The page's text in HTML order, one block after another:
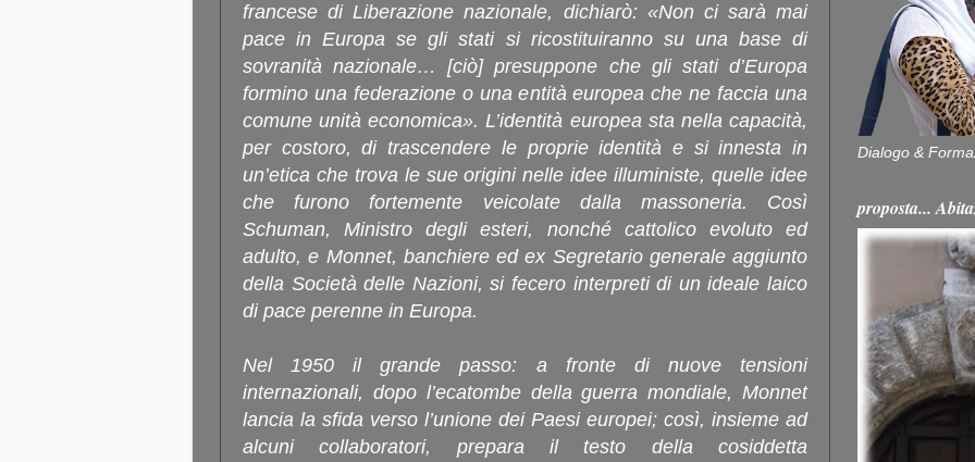
francese di Liberazione nazionale, dichiarò: «Non ci sarà mai
pace in Europa se gli stati si ricostituiranno su una base di
sovranità nazionale… [ciò] presuppone che gli stati d’Europa
formino una federazione o una entità europea che ne faccia una
comune unità economica». L’identità europea sta nella capacità,
per costoro, di trascendere le proprie identità e si innesta in
un’etica che trova le sue origini nelle idee illuministe, quelle idee
che furono fortemente veicolate dalla massoneria. Così
Schuman, Ministro degli esteri, nonché cattolico evoluto ed
adulto, e Monnet, banchiere ed ex Segretario generale aggiunto
della Società delle Nazioni, si fecero interpreti di un ideale laico
di pace perenne in Europa.
Nel 1950 il grande passo: a fronte di nuove tensioni
internazionali, dopo l’ecatombe della guerra mondiale, Monnet
lancia la sfida verso l’unione dei Paesi europei; così, insieme ad
alcuni collaboratori, prepara il testo della cosiddetta
Dialogo &
proposta...